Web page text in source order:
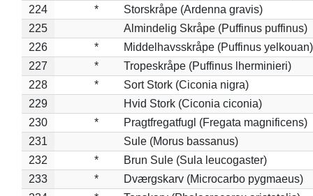
224
*
Storskråpe (Ardenna gravis)
225
Almindelig Skråpe (Puffinus puffinus)
226
*
Middelhavsskråpe (Puffinus yelkouan)
227
*
Tropeskråpe (Puffinus lherminieri)
228
*
Sort Stork (Ciconia nigra)
229
Hvid Stork (Ciconia ciconia)
230
*
Pragtfregatfugl (Fregata magnificens)
231
Sule (Morus bassanus)
232
*
Brun Sule (Sula leucogaster)
233
*
Dværgskarv (Microcarbo pygmaeus)